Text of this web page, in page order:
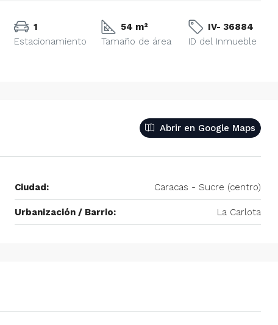
1
Estacionamiento
54 m²
Tamaño de área
IV- 36884
ID del Inmueble
Abrir en Google Maps
Ciudad: Caracas - Sucre (centro)
Urbanización / Barrio: La Carlota
Alquiler De Anexo En Prados Del Este
Caracas | Con Planta y tanque
subterráneo
Prados del Este, Prados del Este, Sector: Prado del
Este, Caracas, Parroquia Nuestra Señora del Rosario,